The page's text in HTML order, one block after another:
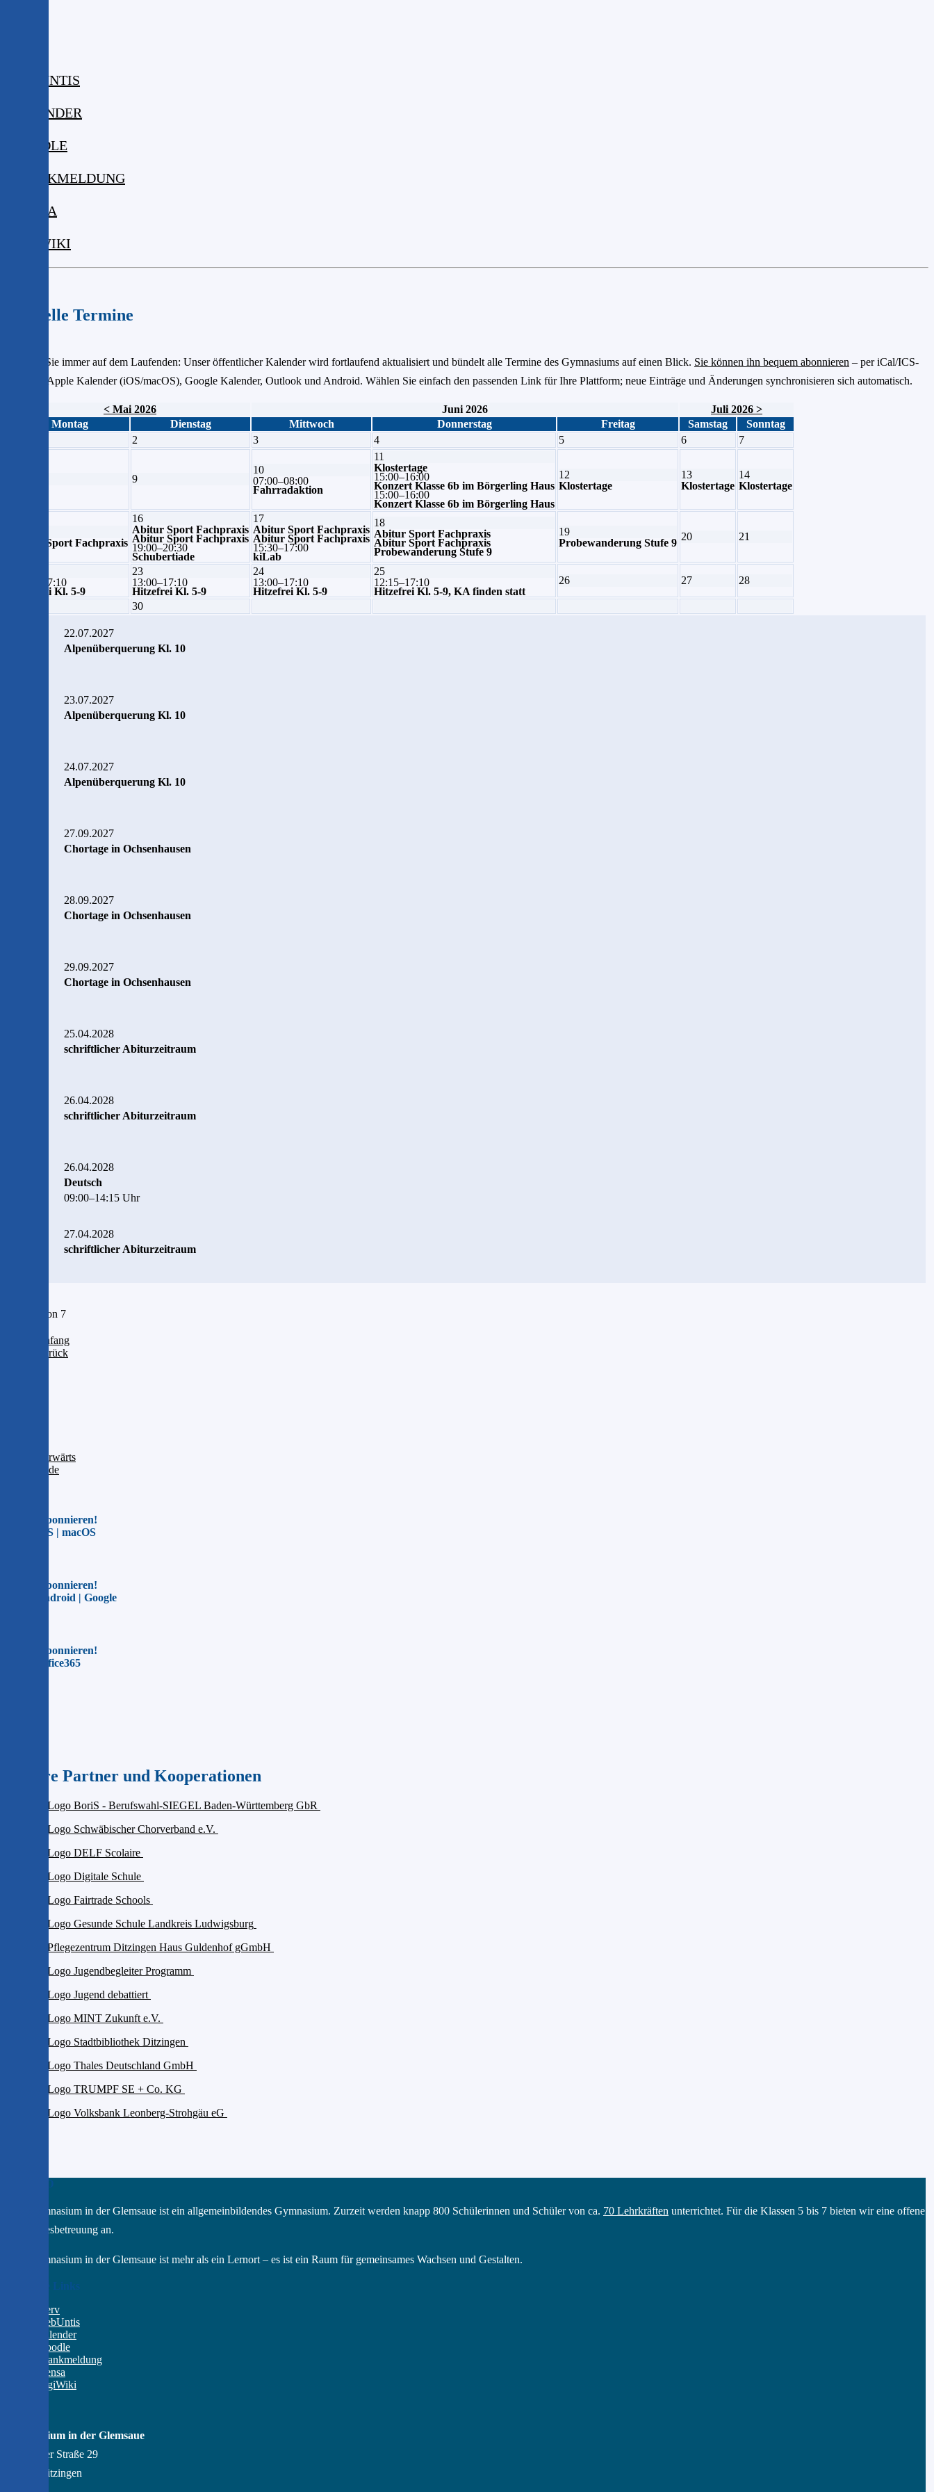
WEBUNTIS
KALENDER
MOODLE
KRANKMELDUNG
MENSA
DIGIWIKI
Aktuelle Termine
Bleiben Sie immer auf dem Laufenden: Unser öffentlicher Kalender wird fortlaufend aktualisiert und bündelt alle Termine des Gymnasiums auf einen Blick. Sie können ihn bequem abonnieren – per iCal/ICS-
Link für Apple Kalender (iOS/macOS), Google Kalender, Outlook und Android. Wählen Sie einfach den passenden Link für Ihre Plattform; neue Einträge und Änderungen synchronisieren sich automatisch.
< Mai 2026 Juni 2026
Juli 2026 >
Montag
Dienstag Mittwoch Donnerstag Freitag Samstag
Sonntag
2 3 4 5 6 7
9
10
07:00–08:00
Fahrradaktion
11
Klostertage
15:00–16:00
Konzert Klasse 6b im Börgerling Haus
15:00–16:00
Konzert Klasse 6b im Börgerling Haus
12
Klostertage
13
Klostertage
14
Klostertage
Abitur Sport Fachpraxis
16
Abitur Sport Fachpraxis
Abitur Sport Fachpraxis
19:00–20:30
Schubertiade
17
Abitur Sport Fachpraxis
Abitur Sport Fachpraxis
15:30–17:00
kiLab
18
Abitur Sport Fachpraxis
Abitur Sport Fachpraxis
Probewanderung Stufe 9
19
Probewanderung Stufe 9
20 21
13:00–17:10
Hitzefrei Kl. 5-9
23
13:00–17:10
Hitzefrei Kl. 5-9
24
13:00–17:10
Hitzefrei Kl. 5-9
25
12:15–17:10
Hitzefrei Kl. 5-9, KA finden statt
26 27 28
30
22.07.2027
Alpenüberquerung Kl. 10
23.07.2027
Alpenüberquerung Kl. 10
24.07.2027
Alpenüberquerung Kl. 10
27.09.2027
Chortage in Ochsenhausen
28.09.2027
Chortage in Ochsenhausen
29.09.2027
Chortage in Ochsenhausen
25.04.2028
schriftlicher Abiturzeitraum
26.04.2028
schriftlicher Abiturzeitraum
26.04.2028
Deutsch
09:00–14:15 Uhr
27.04.2028
schriftlicher Abiturzeitraum
Seite 3 von 7
Anfang
Zurück
Vorwärts
Ende
Jetzt abonnieren!
Für iOS | macOS
Jetzt abonnieren!
Für Android | Google
Jetzt abonnieren!
Für Office365
Unsere Partner und Kooperationen
Das GGD
Das Gymnasium in der Glemsaue ist ein allgemeinbildendes Gymnasium. Zurzeit werden knapp 800 Schülerinnen und Schüler von ca. 70 Lehrkräften unterrichtet. Für die Klassen 5 bis 7 bieten wir eine offene
Ganztagesbetreuung an.
Das Gymnasium in der Glemsaue ist mehr als ein Lernort – es ist ein Raum für gemeinsames Wachsen und Gestalten.
Wichtige Links
IServ
WebUntis
Kalender
Moodle
Krankmeldung
Mensa
DigiWiki
Gymnasium in der Glemsaue
Gröninger Straße 29
71254 Ditzingen